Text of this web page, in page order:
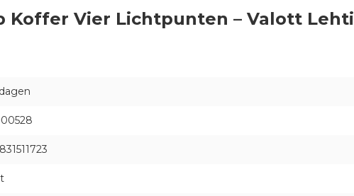
Koffer Vier Lichtpunten – Valott Lehti